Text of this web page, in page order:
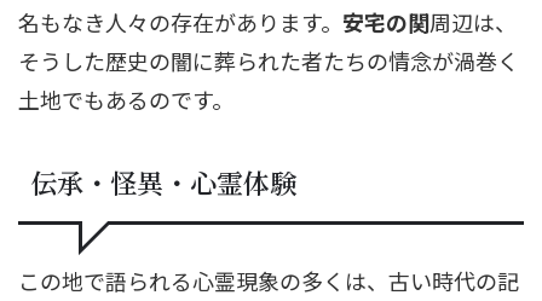
名もなき人々の存在があります。 安宅の関周辺は、
そうした歴史の闇に葬られた者たちの情念が渦巻く
土地でもあるのです。
伝承・怪異・心霊体験
この地で語られる心霊現象の多くは、古い時代の記